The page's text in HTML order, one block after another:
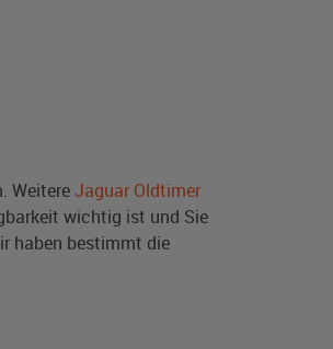
WeitereJaguar Oldtimer
wichtig ist und Sie
haben bestimmt die